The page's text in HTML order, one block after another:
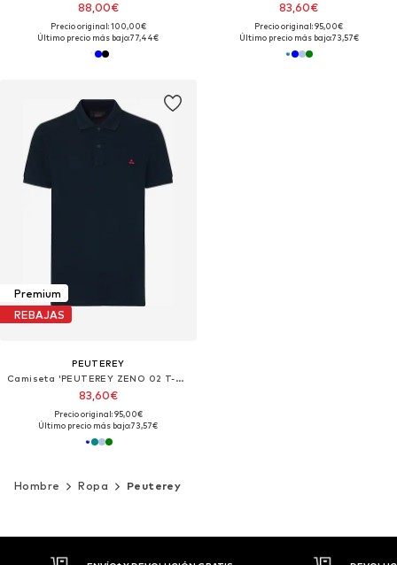
88,00€
Precio original: 100,00€
Último precio más bajo:77,44€
83,60€
Precio original: 95,00€
Último precio más bajo:73,57€
Premium
REBAJAS
PEUTEREY
Camiseta 'PEUTEREY ZENO 02 T-Shirt e Polo'
83,60€
Precio original: 95,00€
Último precio más bajo:73,57€
Hombre Ropa Peuterey